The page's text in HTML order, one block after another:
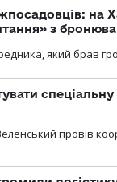
на
з
який брав
провів